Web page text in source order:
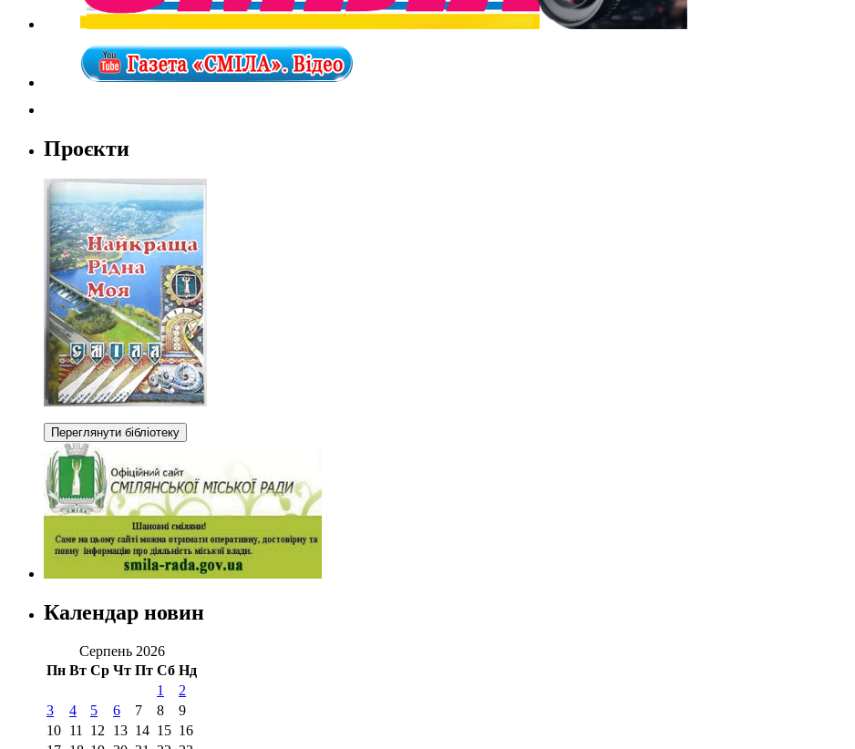
Проєкти
Календар новин
Серпень 2026
Пн Вт Ср Чт Пт Сб Нд
1
2
3
4 5 6 7 8
9
10 11 12 13 14 15 16